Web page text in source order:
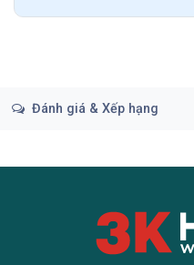
Đánh giá & Xếp hạng